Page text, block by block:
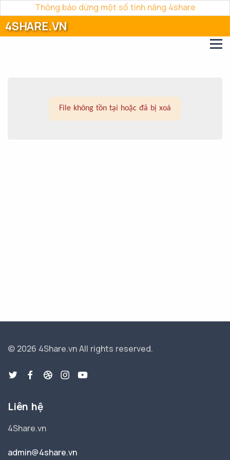
Thông báo dừng một số tính năng 4share
4SHARE.VN
File không tồn tại hoặc đã bị xoá
© 2026 4Share.vnAll rights reserved.
Liên hệ
4Share.vn
admin@4share.vn